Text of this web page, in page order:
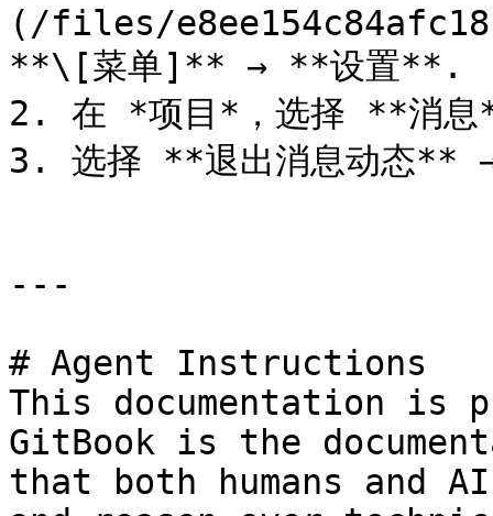
(/files/
**\[菜单]** → **设置**.
2. 在 *项目*，选择 **消
3. 选择 **退出消息动态
---
# Agent Instructions
This documentation is
GitBook is the
that both humans and